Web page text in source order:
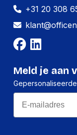
Maximale
schermgrootte
luidsprekers
Hoofdkleur
+31 20 308
Meld je aan
Email